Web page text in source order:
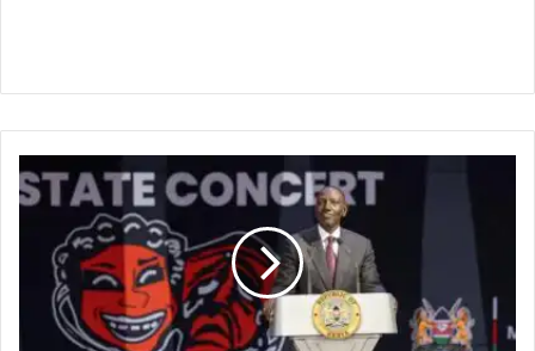
الدراما
والسينما